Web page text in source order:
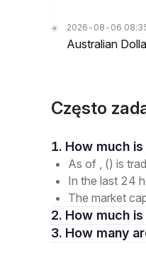
2026-08-06
Australian
Często
As of , () is
In the last 24
The market
2. How much
3.